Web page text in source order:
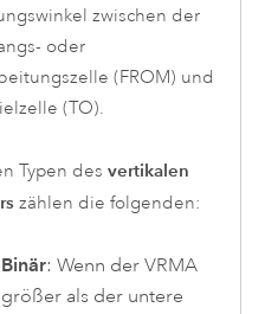
zwischen der
oder
(FROM) und
(TO).
Typen desvertikalen
zählen die folgenden:
Binär: Wenn der VRMA
größer als der untere